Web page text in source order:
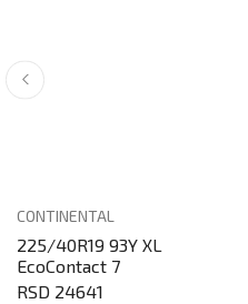
CONTINENTAL
225/40R19 93Y XL
EcoContact 7
RSD 24641